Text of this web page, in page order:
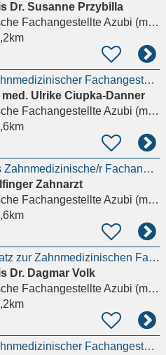
Dr. Susanne Przybilla
Zahnmedizinische Fachangestellte Azubi (m/w/d)
Ausbildung Zahnmedizinischer Fachangestellter (m/w/d)
Ulrike Ciupka-Danner
Zahnmedizinische Fachangestellte Azubi (m/w/d)
Ausbildung als Zahnmedizinische/r Fachangestellte/r (m,w,d) gesucht, Praktikum möglich
Zahnarzt
Zahnmedizinische Fachangestellte Azubi (m/w/d)
Ausbildungsplatz zur Zahnmedizinischen Fachangestellten (ZMF/ZFA) (m/w/d)
Dr. Dagmar Volk
Zahnmedizinische Fachangestellte Azubi (m/w/d)
Ausbildung Zahnmedizinischer Fachangestellter (ZFA) (w/m/d)